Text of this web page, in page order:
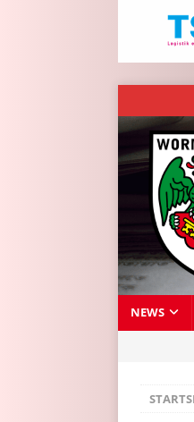
NEWS